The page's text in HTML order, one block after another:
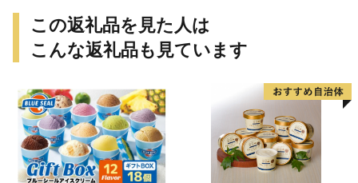
この返礼品を見た人は
こんな返礼品も見ています